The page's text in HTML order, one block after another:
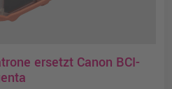
ersetzt Canon BCI-